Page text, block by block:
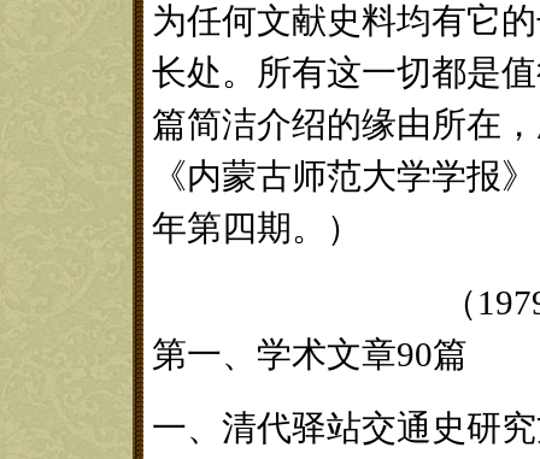
为任何文献史料均有它
长处。所有这一切都是
篇简洁介绍的缘由所在
《内蒙古师范大学学报
年第四期。）
（
第一、学术文章90篇
一、清代驿站交通史研